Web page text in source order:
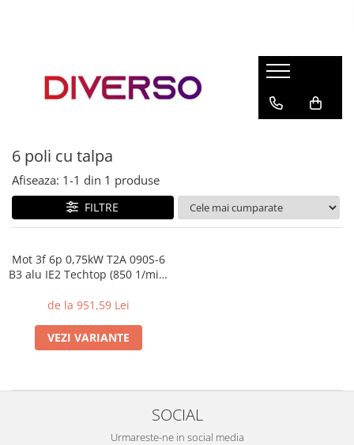
ASA
SILK
HIPS
PMMA
MULTIMATERIAL
6 poli cu talpa
Afiseaza: 1-1 din 1 produse
FILTRE
Mot 3f 6p 0,75kW T2A 090S-6
B3 alu IE2 Techtop (850 1/min)
de la 951,59 Lei
VEZI VARIANTE
SOCIAL
Urmareste-ne in social media